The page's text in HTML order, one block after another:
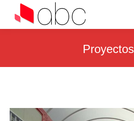
Proyectos